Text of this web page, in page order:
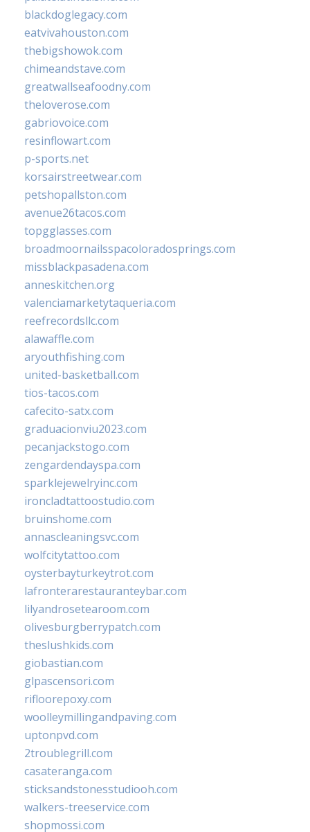
blackdoglegacy.com
eatvivahouston.com
thebigshowok.com
chimeandstave.com
greatwallseafoodny.com
theloverose.com
gabriovoice.com
resinflowart.com
p-sports.net
korsairstreetwear.com
petshopallston.com
avenue26tacos.com
topgglasses.com
broadmoornailsspacoloradosprings.com
missblackpasadena.com
anneskitchen.org
valenciamarketytaqueria.com
reefrecordsllc.com
alawaffle.com
aryouthfishing.com
united-basketball.com
tios-tacos.com
cafecito-satx.com
graduacionviu2023.com
pecanjackstogo.com
zengardendayspa.com
sparklejewelryinc.com
ironcladtattoostudio.com
bruinshome.com
annascleaningsvc.com
wolfcitytattoo.com
oysterbayturkeytrot.com
lafronterarestauranteybar.com
lilyandrosetearoom.com
olivesburgberrypatch.com
theslushkids.com
giobastian.com
glpascensori.com
rifloorepoxy.com
woolleymillingandpaving.com
uptonpvd.com
2troublegrill.com
casateranga.com
sticksandstonesstudiooh.com
walkers-treeservice.com
shopmossi.com